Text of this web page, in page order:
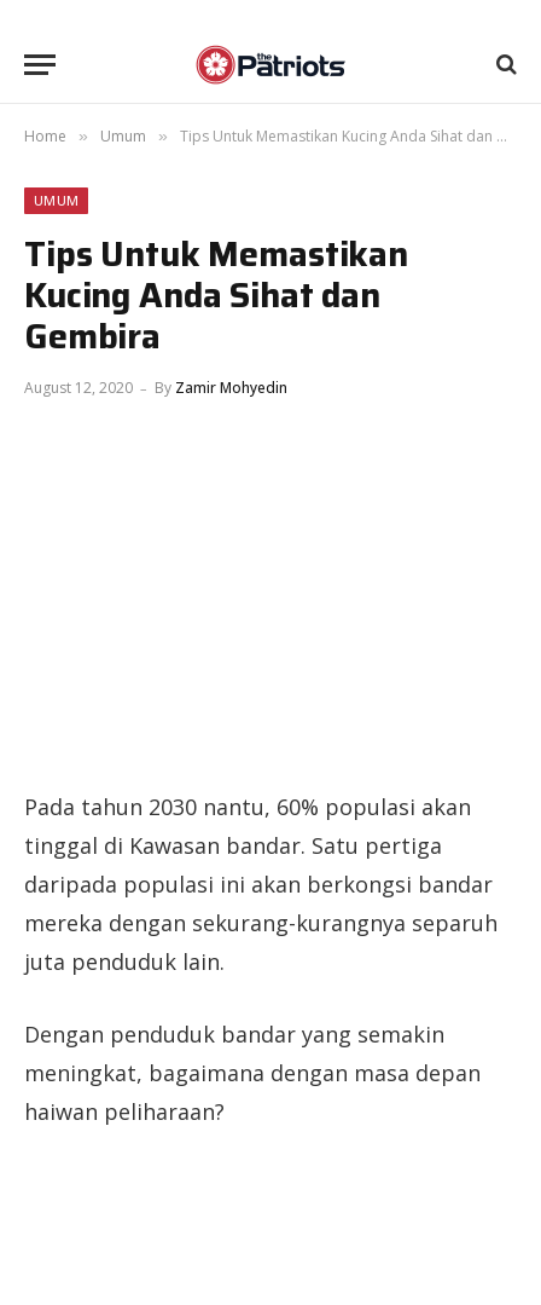
Home » Umum » Tips Untuk Memastikan Kucing Anda Sihat dan Gembira
UMUM
Tips Untuk Memastikan
Kucing Anda Sihat dan
Gembira
August 12, 2020 By Zamir Mohyedin
Pada tahun 2030 nantu, 60% populasi akan
tinggal di Kawasan bandar. Satu pertiga
daripada populasi ini akan berkongsi bandar
mereka dengan sekurang-kurangnya separuh
juta penduduk lain.
Dengan penduduk bandar yang semakin
meningkat, bagaimana dengan masa depan
haiwan peliharaan?